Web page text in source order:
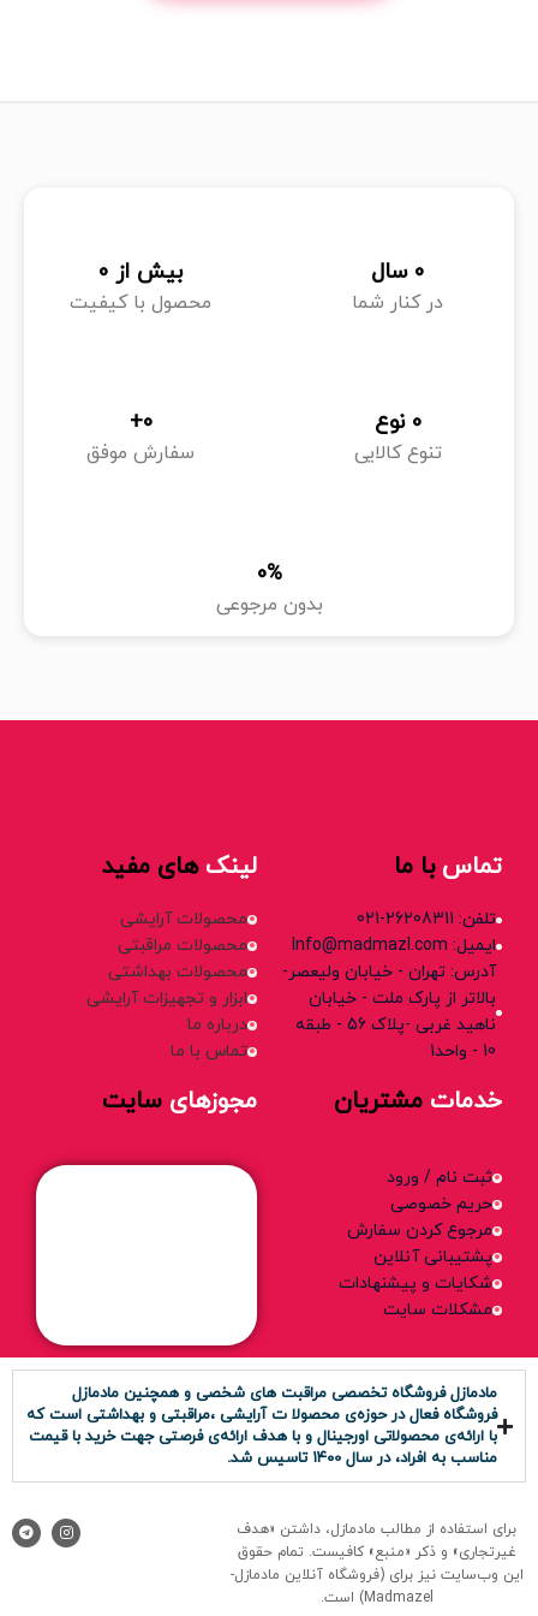
محصولات مراقبت از مو:
شامپو، نرم‌کننده و سرم مو برای
تقویت و درخشان شدن موها.
محصولات تخصصی:
مکمل‌های بهداشتی، ضدتعریق‌ها و
حفظ سلامت پوست و بدن:
جلوگیری از حساسیت، خشکی و
التهاب ناشی از محصولات بی‌کیفیت.
ضدعفونی و پاکسازی کامل:
حذف میکروب‌ها و آلودگی‌های
روزانه.
جلوگیری از مشکلات پوستی و مو:کاهش جوش، آکنه،
افزایش اعتماد به نفس و حس شادابی:با استفاده از
محصولات بهداشتی اورجینال، حس پاکیزگی و طراوت
دائمی خواهید داشت.
چرا محصولات بهداشتی مادمازل؟
درسایت مادمازل، تمام محصولات بهداشتی از برندهای معتبر
و با ضمانت اصالت ارائه می‌شوند. با خرید آنلاین، سفارش
شما با بسته‌بندی ایمن و در سریع‌ترین زمان ممکن به دستتان
می‌رسد. انتخاب محصولات اصل از مادمازل تضمین می‌کند که
خرید محصولات تقلبی جلوگیری شود.
در کنار شما
0 سال
محصول با کیفیت
بیش از 0
تنوع کالایی
0 نوع
سفارش موفق
0
+
بدون مرجوعی
%
0
تماسبا ما
تلفن: 26208311-021
ایمیل: Info@madmazl.com
آدرس: تهران - خیابان ولیعصر-
بالاتر از پارک ملت - خیابان
ناهید غربی -پلاک 56 - طبقه
10 - واحد1
لینک های مفید
محصولات آرایشی
محصولات مراقبتی
محصولات بهداشتی
ابزار و تجهیزات آرایشی
درباره ما
تماس با ما
خدمات مشتریان
ثبت نام / ورود
حریم خصوصی
مرجوع کردن سفارش
پشتیبانی آنلاین
شکایات و پیشنهادات
مشکلات سایت
مجوزهای سایت
مادمازل فروشگاه تخصصی مراقبت های شخصی و همچنین مادمازل
فروشگاه فعال در حوزه‌ی محصولا ت آرایشی ،مراقبتی و بهداشتی است که
با ارائه‌ی محصولاتی اورجینال و با هدف ارائه‌ی فرصتی جهت خرید با قیمت
مناسب به افراد، در سال ۱۴۰0 تاسیس شد.
برای استفاده از مطالب مادمازل، داشتن «هدف
غیرتجاری» و ذکر «منبع» کافیست. تمام حقوق
اين وب‌سايت نیز برای (فروشگاه آنلاین مادمازل-
Madmazel) است.